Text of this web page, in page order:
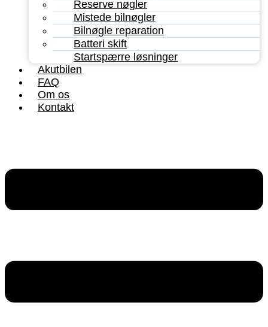
Reserve nøgler
Mistede bilnøgler
Bilnøgle reparation
Batteri skift
Startspærre løsninger
Akutbilen
FAQ
Om os
Kontakt